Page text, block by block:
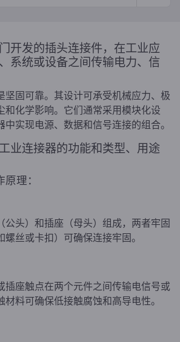
开发的插头连接件，在工业应
系统或设备之间传输电力、信
坚固可靠。其设计可承受机械应力、极
和化学影响。它们通常采用模块化设
实现电源、数据和信号连接的组合。
业连接器的功能和类型、用途
理：
公头）和插座（母头）组成，两者牢固
丝或卡扣）可确保连接牢固。
插座触点在两个元件之间传输电信号或
材料可确保低接触腐蚀和高导电性。